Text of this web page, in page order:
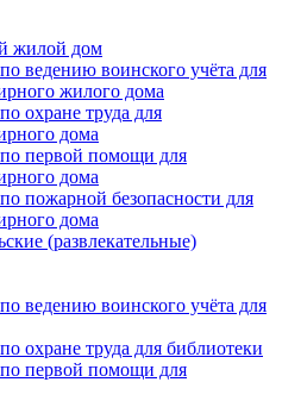
жилой дом
ведению воинского учёта для
жилого дома
охране труда для
дома
первой помощи для
дома
пожарной безопасности для
дома
(развлекательные)
ведению воинского учёта для
охране труда для библиотеки
первой помощи для